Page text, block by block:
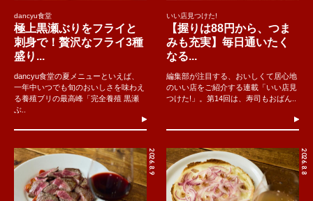
dancyu食堂
極上黒瀬ぶりをフライと
刺身で！贅沢なフライ3種
盛り...
dancyu食堂の夏メニューといえば、
一年中いつでも旬のおいしさを味わえ
る養殖ブリの最高峰「完全養殖 黒瀬
ぶ..
いい店見つけた!
【握りは88円から、つま
みも充実】毎日通いたく
なる...
編集部が注目する、おいしくて居心地
のいい店をご紹介する連載「いい店見
つけた!」。第14回は、寿司もおばん..
2026.8.9 2026.8.8